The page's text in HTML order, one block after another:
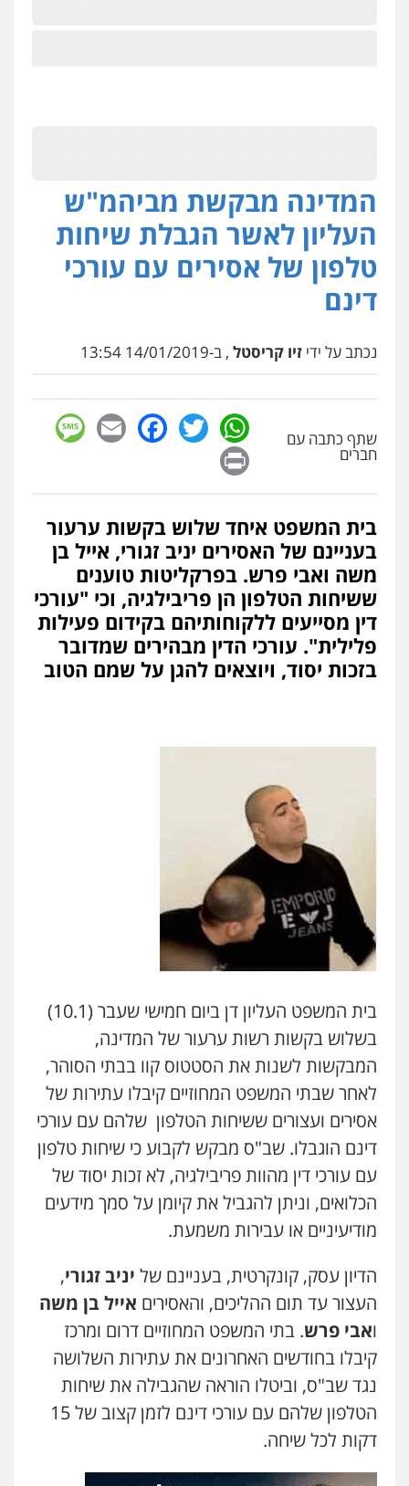
המדינה מבקשת מביהמ"ש
העליון לאשר הגבלת שיחות
טלפון של אסירים עם עורכי
דינם
נכתב על ידי זיו קריסטל , ב-14/01/2019 13:54
שתף כתבה עם
חברים
WhatsApp
Twitter
Facebook
Email
בית המשפט איחד שלוש בקשות ערעור
בעניינם של האסירים יניב זגורי, אייל בן
משה ואבי פרש. בפרקליטות טוענים
ששיחות הטלפון הן פריבילגיה, וכי "עורכי
דין מסייעים ללקוחותיהם בקידום פעילות
פלילית". עורכי הדין מבהירים שמדובר
בזכות יסוד, ויוצאים להגן על שמם הטוב
בית המשפט העליון דן ביום חמישי שעבר (10.1)
בשלוש בקשות רשות ערעור של המדינה,
המבקשות לשנות את הסטטוס קוו בבתי הסוהר,
לאחר שבתי המשפט המחוזיים קיבלו עתירות של
אסירים ועצורים ששיחות הטלפון שלהם עם עורכי
דינם הוגבלו. שב"ס מבקש לקבוע כי שיחות טלפון
עם עורכי דין מהוות פריבילגיה, לא זכות יסוד של
הכלואים, וניתן להגביל את קיומן על סמך מידעים
מודיעיניים או עבירות משמעת.
הדיון עסק, קונקרטית, בעניינם של יניב זגורי,
העצור עד תום ההליכים, והאסירים אייל בן משה
ואבי פרש. בתי המשפט המחוזיים דרום ומרכז
קיבלו בחודשים האחרונים את עתירות השלושה
נגד שב"ס, וביטלו הוראה שהגבילה את שיחות
הטלפון שלהם עם עורכי דינם לזמן קצוב של 15
דקות לכל שיחה.